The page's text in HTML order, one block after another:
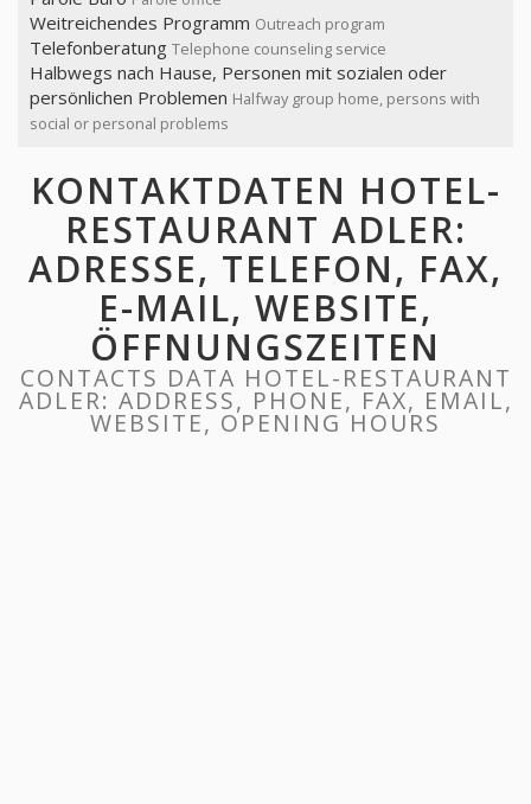
Weitreichendes Programm Outreach program
Telefonberatung Telephone counseling service
Halbwegs nach Hause, Personen mit sozialen oder
persönlichen Problemen Halfway group home, persons with
social or personal problems
KONTAKTDATEN HOTEL-
RESTAURANT ADLER:
ADRESSE, TELEFON, FAX,
E-MAIL, WEBSITE,
ÖFFNUNGSZEITEN
CONTACTS DATA HOTEL-RESTAURANT
ADLER: ADDRESS, PHONE, FAX, EMAIL,
WEBSITE, OPENING HOURS